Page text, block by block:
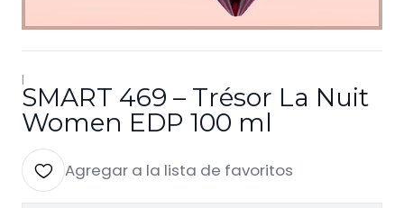
|
SMART 469 – Trésor La Nuit
Women EDP 100 ml
Agregar a la lista de favoritos